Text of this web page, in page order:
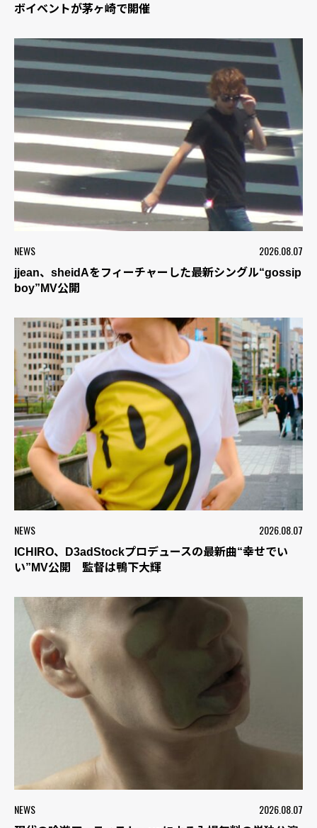
ボイベントが茅ヶ崎で開催
NEWS 2026.08.07
jjean、sheidAをフィーチャーした最新シングル“gossip
boy”MV公開
NEWS 2026.08.07
ICHIRO、D3adStockプロデュースの最新曲“幸せでい
い”MV公開 監督は鴨下大輝
NEWS 2026.08.07